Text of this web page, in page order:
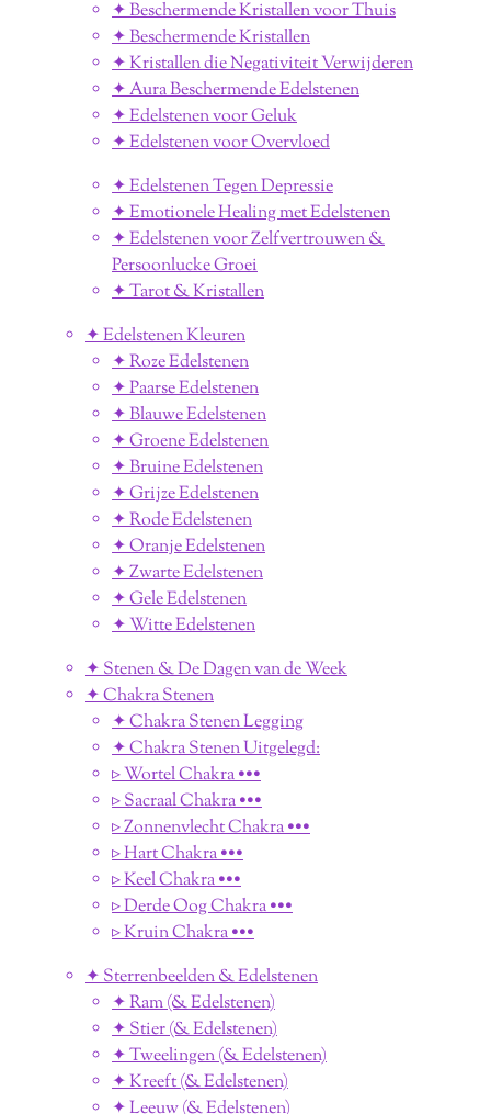
✦ Beschermende Kristallen voor Thuis
✦ Beschermende Kristallen
✦ Kristallen die Negativiteit Verwijderen
✦ Aura Beschermende Edelstenen
✦ Edelstenen voor Geluk
✦ Edelstenen voor Overvloed
✦ Edelstenen Tegen Depressie
✦ Emotionele Healing met Edelstenen
✦ Edelstenen voor Zelfvertrouwen &
Persoonlucke Groei
✦ Tarot & Kristallen
✦ Edelstenen Kleuren
✦ Roze Edelstenen
✦ Paarse Edelstenen
✦ Blauwe Edelstenen
✦ Groene Edelstenen
✦ Bruine Edelstenen
✦ Grijze Edelstenen
✦ Rode Edelstenen
✦ Oranje Edelstenen
✦ Zwarte Edelstenen
✦ Gele Edelstenen
✦ Witte Edelstenen
✦ Stenen & De Dagen van de Week
✦ Chakra Stenen
✦ Chakra Stenen Legging
✦ Chakra Stenen Uitgelegd:
▹ Wortel Chakra •••
▹ Sacraal Chakra •••
▹ Zonnenvlecht Chakra •••
▹ Hart Chakra •••
▹ Keel Chakra •••
▹ Derde Oog Chakra •••
▹ Kruin Chakra •••
✦ Sterrenbeelden & Edelstenen
✦ Ram (& Edelstenen)
✦ Stier (& Edelstenen)
✦ Tweelingen (& Edelstenen)
✦ Kreeft (& Edelstenen)
✦ Leeuw (& Edelstenen)